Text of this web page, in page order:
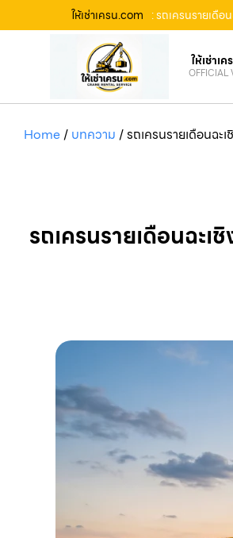
ให้เช่าเครน.com : รถเครนรายเดื
ให้เช่าเ
OFFICIAL
Home/ บทความ /รถเครนรายเดือนฉะ
รถเครนรายเดือนฉะ